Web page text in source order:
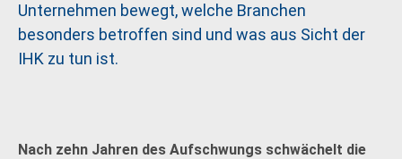
Unternehmen bewegt, welche Branchen
besonders betroffen sind und was aus Sicht der
IHK zu tun ist.
Nach zehn Jahren des Aufschwungs schwächelt die